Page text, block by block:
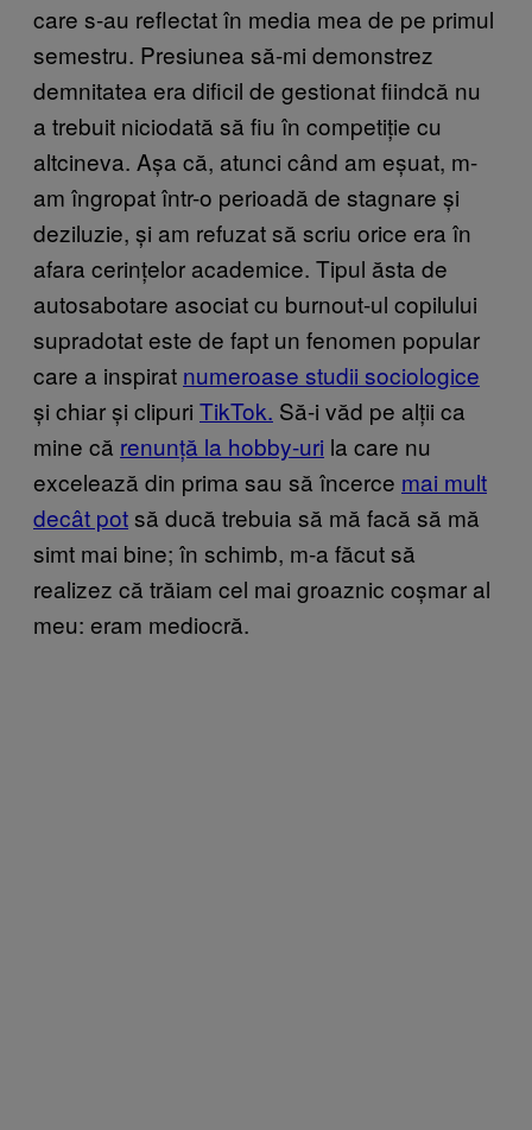
care s-au reflectat în media mea de pe primul
semestru. Presiunea să-mi demonstrez
demnitatea era dificil de gestionat fiindcă nu
a trebuit niciodată să fiu în competiție cu
altcineva. Așa că, atunci când am eșuat, m-
am îngropat într-o perioadă de stagnare și
deziluzie, și am refuzat să scriu orice era în
afara cerințelor academice. Tipul ăsta de
autosabotare asociat cu burnout-ul copilului
supradotat este de fapt un fenomen popular
care a inspirat numeroase studii sociologice
și chiar și clipuri TikTok. Să-i văd pe alții ca
mine că renunță la hobby-uri la care nu
excelează din prima sau să încerce mai mult
decât potsă ducă trebuia să mă facă să mă
simt mai bine; în schimb, m-a făcut să
realizez că trăiam cel mai groaznic coșmar al
meu: eram mediocră.